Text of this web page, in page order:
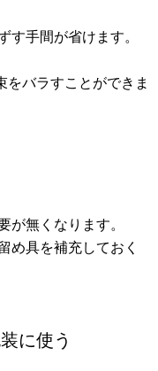
す手間が省けます。
バラすことができま
が無くなります。
め具を補充しておく
に使う